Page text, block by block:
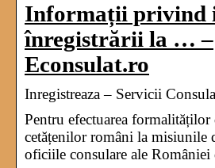
Informații privind
înregistrării la … –
Econsulat.ro
Inregistreaza – Servicii
Pentru efectuarea formalităților
cetățenilor români la misiunile
oficiile consulare ale României